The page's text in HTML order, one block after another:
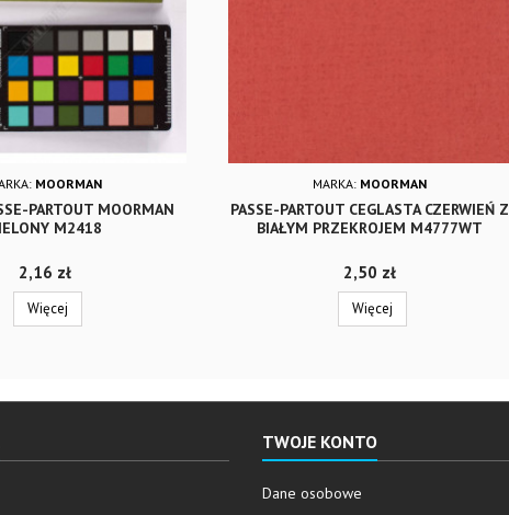
MOORMAN
PARTOUT MOORMAN
M2418
Cena
2,16 zł
Więcej
MARKA: MOORMAN
PASSE-PARTOUT CEGLASTA CZERWIEŃ Z
BIAŁYM PRZEKROJEM M4777WT
Cena
2,50 zł
Więcej
TWOJE KONTO
Dane osobowe